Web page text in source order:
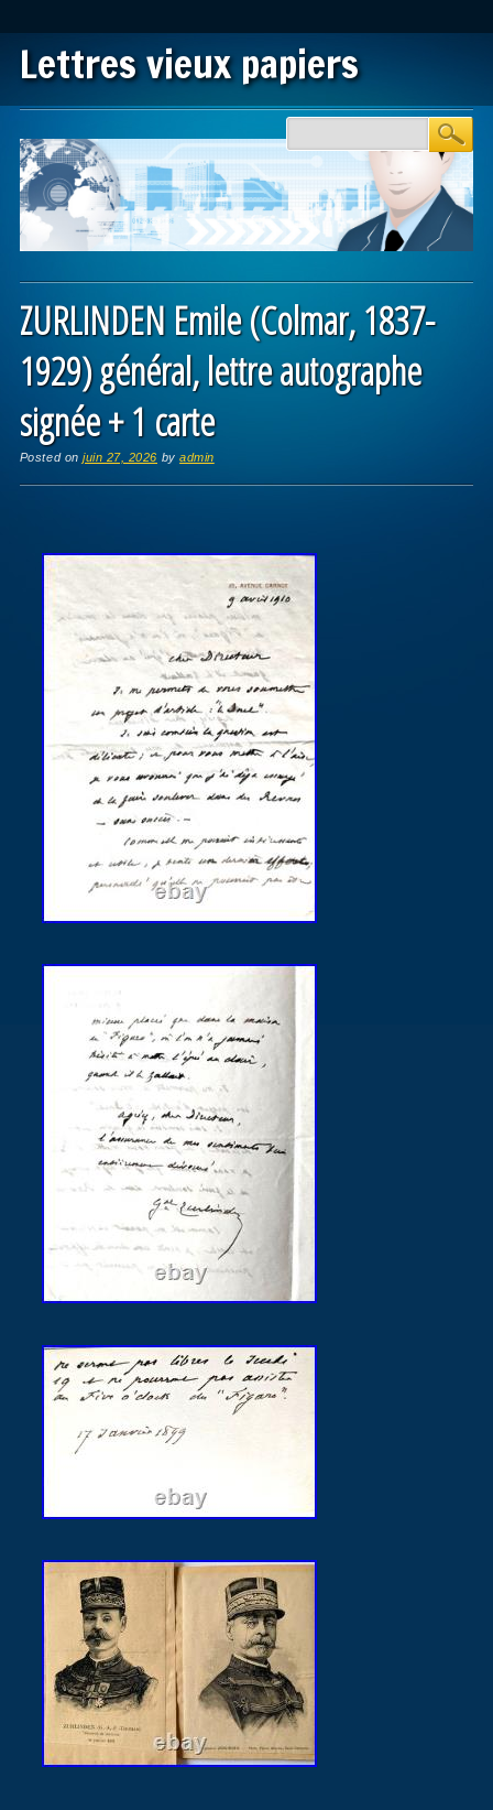
Lettres vieux papiers
Main menu
ZURLINDEN Emile (Colmar, 1837-
1929) général, lettre autographe
signée + 1 carte
Posted onjuin 27, 2026 byadmin